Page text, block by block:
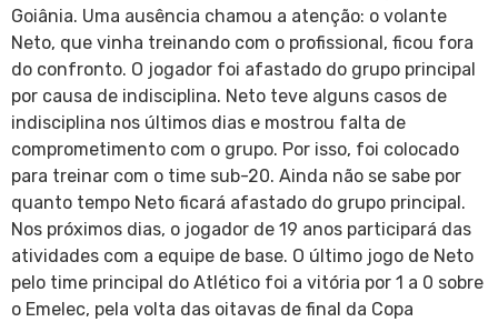
Goiânia. Uma ausência chamou a atenção: o volante
Neto, que vinha treinando com o profissional, ficou fora
do confronto. O jogador foi afastado do grupo principal
por causa de indisciplina. Neto teve alguns casos de
indisciplina nos últimos dias e mostrou falta de
comprometimento com o grupo. Por isso, foi colocado
para treinar com o time sub-20. Ainda não se sabe por
quanto tempo Neto ficará afastado do grupo principal.
Nos próximos dias, o jogador de 19 anos participará das
atividades com a equipe de base. O último jogo de Neto
pelo time principal do Atlético foi a vitória por 1 a 0 sobre
o Emelec, pela volta das oitavas de final da Copa